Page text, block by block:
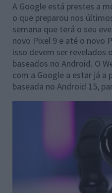
A Google está prestes a
o que preparou nos
semana que terá o seu
novo Pixel 9 e até o novo
isso devem ser revelados
baseados no Android. O
com a Google a estar já a
baseada no Android 15,